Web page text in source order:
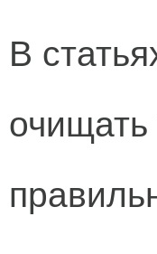
В
очищать